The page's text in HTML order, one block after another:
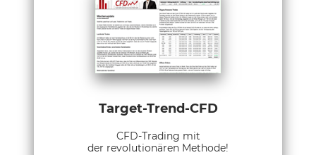
Target-Trend-CFD
CFD-Trading mit
der revolutionären Methode!